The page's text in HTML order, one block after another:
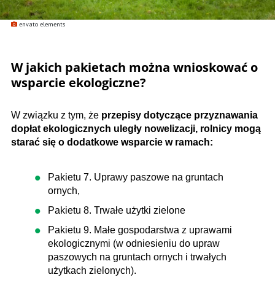
envato elements
W jakich pakietach można wnioskować o
wsparcie ekologiczne?
W związku z tym, że przepisy dotyczące przyznawania
dopłat ekologicznych uległy nowelizacji, rolnicy mogą
starać się o dodatkowe wsparcie w ramach:
Pakietu 7. Uprawy paszowe na gruntach
ornych,
Pakietu 8. Trwałe użytki zielone
Pakietu 9. Małe gospodarstwa z uprawami
ekologicznymi (w odniesieniu do upraw
paszowych na gruntach ornych i trwałych
użytkach zielonych).